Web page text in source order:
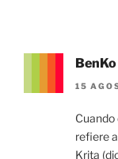
BenKo
15
Cuando
refiere
Krita